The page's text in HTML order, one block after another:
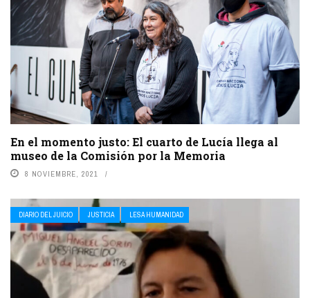
En el momento justo: El cuarto de Lucía llega al
museo de la Comisión por la Memoria
8 NOVIEMBRE, 2021
DIARIO DEL JUICIO JUSTICIA LESA HUMANIDAD